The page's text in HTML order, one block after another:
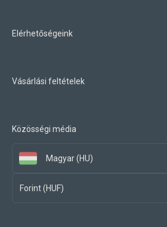
Elérhetőségeink
Vásárlási feltételek
Közösségi média
Magyar (HU)
Forint (HUF)